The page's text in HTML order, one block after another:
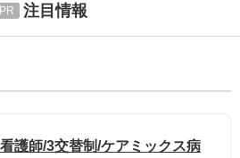
注目情報
護師/3交替制/ケアミックス病